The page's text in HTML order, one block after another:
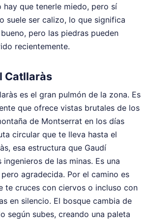
hay que tenerle miedo, pero sí
suele ser calizo, lo que significa
pero las piedras pueden
recientemente.
Catllaràs
es el gran pulmón de la zona. Es
que ofrece vistas brutales de los
de Montserrat en los días
circular que te lleva hasta el
esa estructura que Gaudí
de las minas. Es una
agradecida. Por el camino es
te cruces con ciervos o incluso con
en silencio. El bosque cambia de
según subes, creando una paleta